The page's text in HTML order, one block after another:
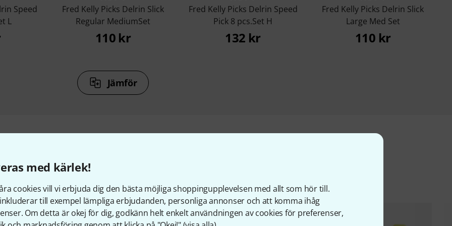
med kärlek!
cookies vill vi erbjuda dig den bästa möjliga shoppingupplevelsen med allt som hör till.
till exempel lämpliga erbjudanden, personliga annonser och att komma ihåg
Om detta är okej för dig, godkänn helt enkelt användningen av cookies för preferenser,
Speed
L
Fred Kelly Picks Delrin Slick
Regular MediumSet
110 kr
Fred Kelly Picks Delrin Speed
Pick 8 pcs.Set H
132 kr
Fred Kelly Picks Delrin Slick
Large Med Set
110 kr
Jämför
& matchande produkter